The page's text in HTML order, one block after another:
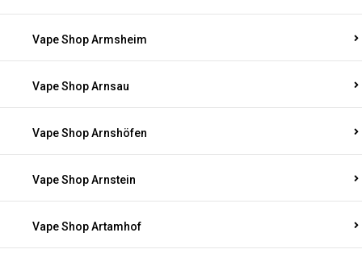
Vape Shop Armsheim
Vape Shop Arnsau
Vape Shop Arnshöfen
Vape Shop Arnstein
Vape Shop Artamhof